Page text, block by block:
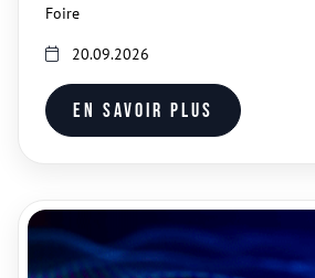
Foire
20.09.2026
En savoir plus